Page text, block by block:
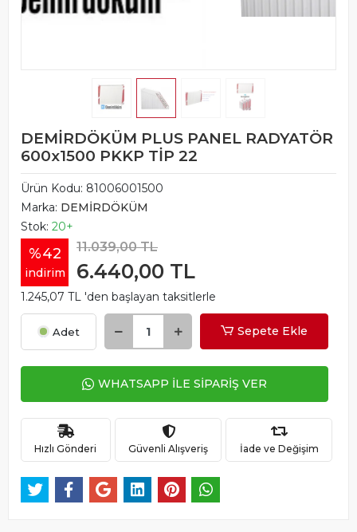
DEMİRDÖKÜM PLUS PANEL RADYATÖR
600x1500 PKKP TİP 22
Ürün Kodu: 81006001500
Marka: DEMİRDÖKÜM
Stok: 20+
%42
indirim
11.039,00 TL
6.440,00 TL
1.245,07 TL 'den başlayan taksitlerle
Adet Sepete Ekle
WHATSAPP İLE SİPARİŞ VER
Hızlı Gönderi Güvenli Alışveriş İade ve Değişim